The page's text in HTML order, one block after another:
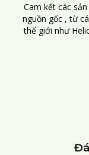
Cam kết các
nguồn gốc , từ
thế giới như